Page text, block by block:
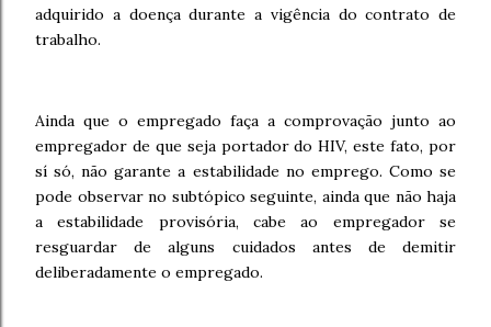
adquirido a doença durante a vigência do contrato de
trabalho.
Ainda que o empregado faça a comprovação junto ao
empregador de que seja portador do HIV, este fato, por
sí só, não garante a estabilidade no emprego. Como se
pode observar no subtópico seguinte, ainda que não haja
a estabilidade provisória, cabe ao empregador se
resguardar de alguns cuidados antes de demitir
deliberadamente o empregado.